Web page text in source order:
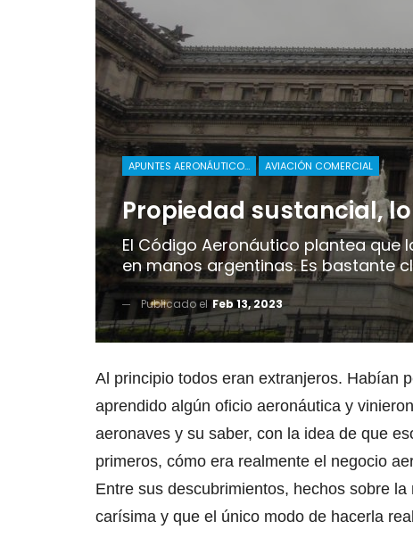
APUNTES AERONÁUTICOS AVIACIÓN COMERCIAL
Propiedad sustancial,
El Código Aeronáutico plantea
en manos argentinas. Es bastante
Publicado elFeb 13, 2023
Al principio todos eran extranjeros. Habían
aprendido algún oficio aeronáutica y
aeronaves y su saber, con la idea de que
primeros, cómo era realmente el negocio
Entre sus descubrimientos, hechos sobre
carísima y que el único modo de hacerla